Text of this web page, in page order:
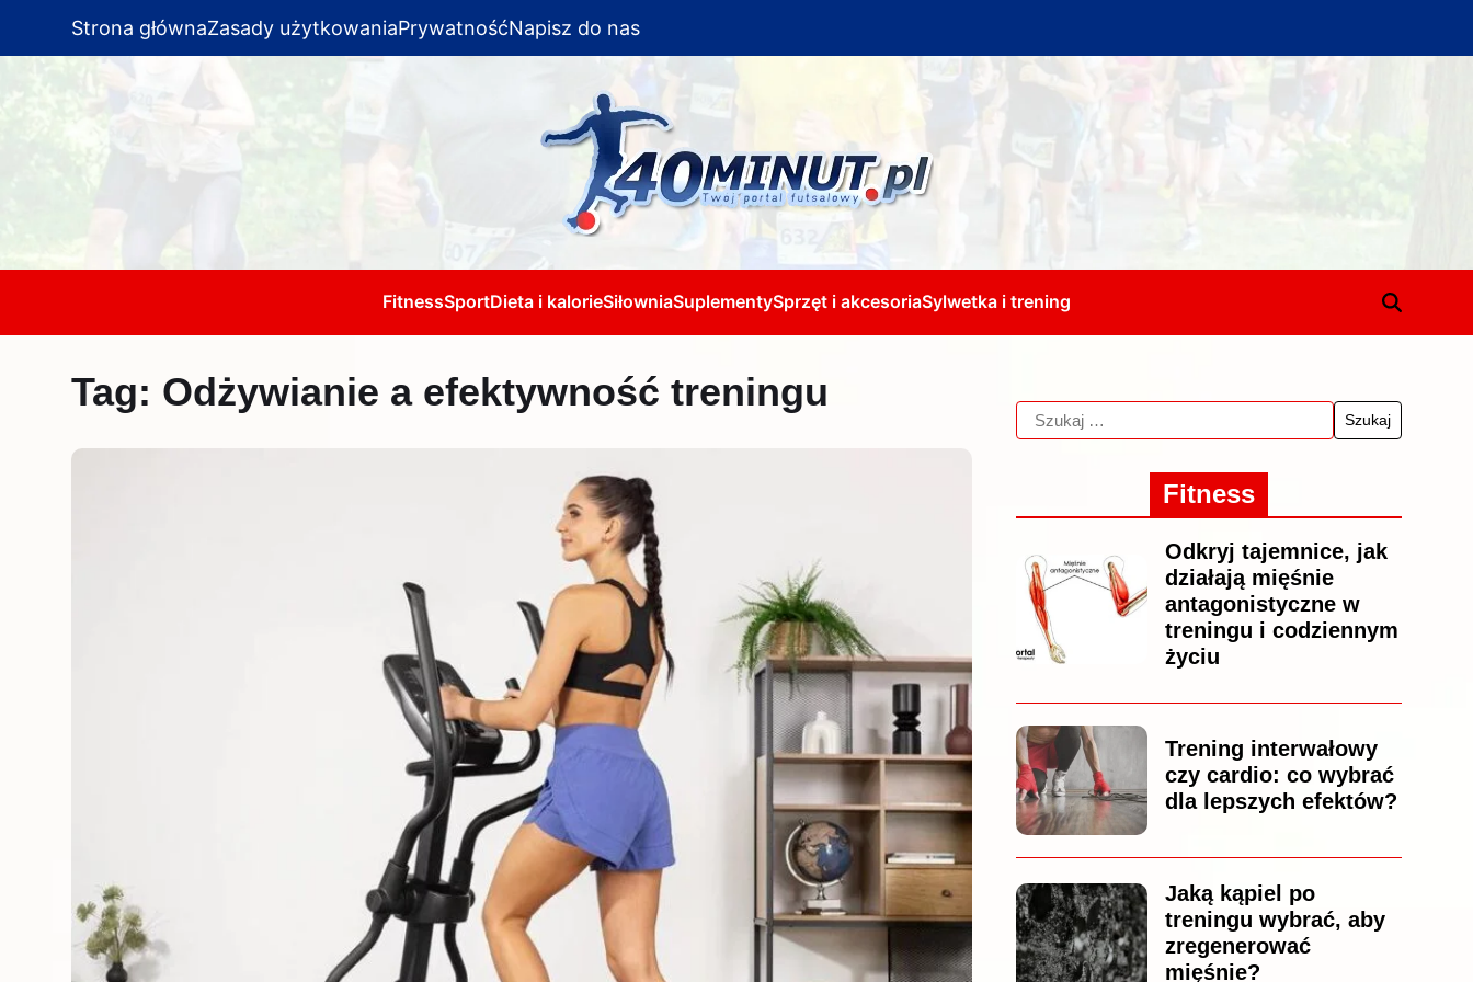
Strona głównaZasady użytkowaniaPrywatnośćNapisz do nas
FitnessSportDieta i kalorieSiłowniaSuplementySprzęt i akcesoriaSylwetka i trening
Tag: Odżywianie a efektywność treningu
Fitness
Odkryj tajemnice, jak
działają mięśnie
antagonistyczne w
treningu i codziennym
życiu
Trening interwałowy
czy cardio: co wybrać
dla lepszych efektów?
Jaką kąpiel po
treningu wybrać, aby
zregenerować
mięśnie?